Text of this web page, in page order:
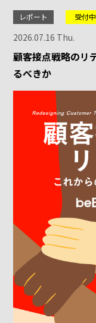
レポート 受付中
2026.07.16 Thu.
顧客接点戦略のリ
るべきか